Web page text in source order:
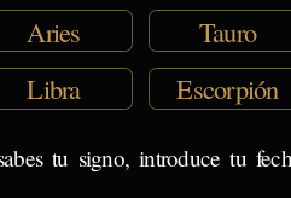
Aries Tauro
Libra
Escorpión
tu signo, introduce tu